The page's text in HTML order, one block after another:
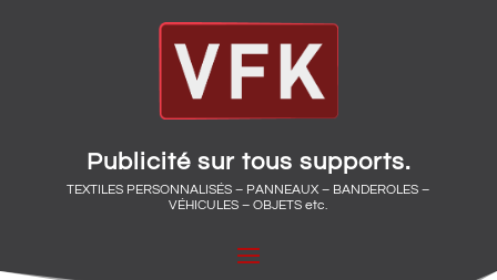
Publicité sur tous supports.
TEXTILES PERSONNALISÉS – PANNEAUX – BANDEROLES –
VÉHICULES – OBJETS etc.